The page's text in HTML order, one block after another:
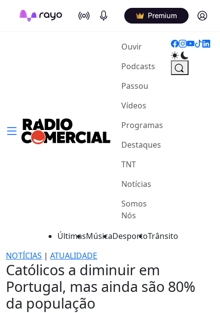
On Air Podcasts Premium Log in
Ouvir(current)
Podcasts
Passou
Vídeos
Programas
Destaques
TNT
Notícias
Somos
Nós
ÚltimasMúsicaDesportoTrânsito
NOTÍCIAS | ATUALIDADE
Católicos a diminuir em
Portugal, mas ainda são 80%
da população